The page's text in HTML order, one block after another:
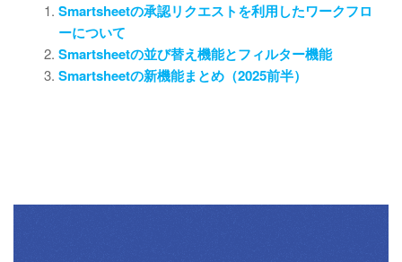
Smartsheetの承認リクエストを利用したワークフロ
ーについて
Smartsheetの並び替え機能とフィルター機能
Smartsheetの新機能まとめ（2025前半）